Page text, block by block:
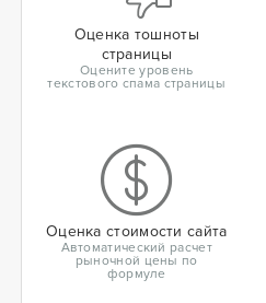
Оценка тошноты
страницы
Оцените уровень
текстового спама страницы
Оценка стоимости сайта
Автоматический расчет
рыночной цены по
формуле